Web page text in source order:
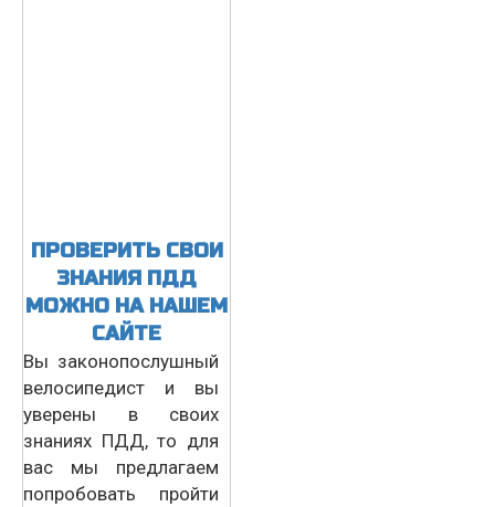
ПРОВЕРИТЬ СВОИ
ЗНАНИЯ ПДД
МОЖНО НА НАШЕМ
САЙТЕ
Вы законопослушный
велосипедист и вы
уверены в своих
знаниях ПДД, то для
вас мы предлагаем
попробовать пройти